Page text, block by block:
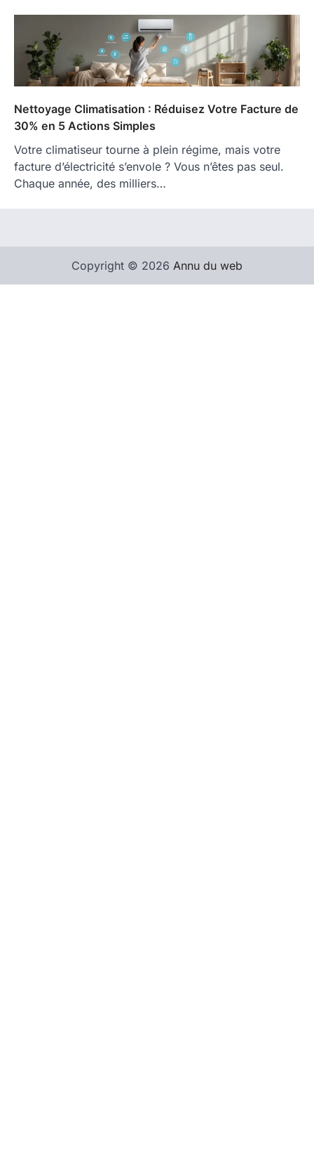
Nettoyage Climatisation : Réduisez Votre Facture de
30% en 5 Actions Simples
Votre climatiseur tourne à plein régime, mais votre
facture d’électricité s’envole ? Vous n’êtes pas seul.
Chaque année, des milliers…
Copyright © 2026 Annu du web